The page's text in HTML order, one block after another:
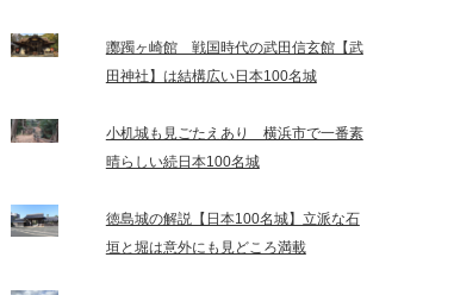
躑躅ヶ崎館 戦国時代の武田信玄館【武
田神社】は結構広い日本100名城
小机城も見ごたえあり 横浜市で一番素
晴らしい続日本100名城
徳島城の解説【日本100名城】立派な石
垣と堀は意外にも見どころ満載